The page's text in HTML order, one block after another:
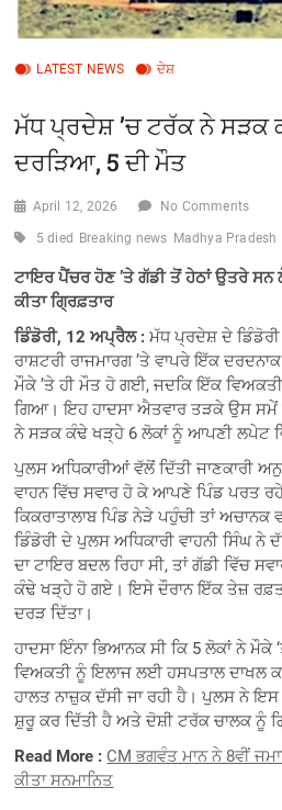
LATEST NEWS ਦੇਸ਼
ਮੱਧ ਪ੍ਰਦੇਸ਼ ’ਚ ਟਰੱਕ ਨੇ ਸੜਕ
ਦਰੜਿਆ, 5 ਦੀ ਮੌਤ
April 12, 2026 No Comments
5 died Breaking news Madhya Pradesh
ਟਾਇਰ ਪੈਂਚਰ ਹੋਣ ’ਤੇ ਗੱਡੀ ਤੋਂ ਹੇਠਾਂ ਉਤਰੇ
ਕੀਤਾ ਗ੍ਰਿਫ਼ਤਾਰ
ਡਿੰਡੋਰੀ, 12 ਅਪ੍ਰੈਲ : ਮੱਧ ਪ੍ਰਦੇਸ਼ ਦੇ
ਰਾਸ਼ਟਰੀ ਰਾਜਮਾਰਗ ’ਤੇ ਵਾਪਰੇ ਇੱਕ
ਮੌਕੇ ’ਤੇ ਹੀ ਮੌਤ ਹੋ ਗਈ, ਜਦਕਿ ਇੱਕ
ਗਿਆ। ਇਹ ਹਾਦਸਾ ਐਤਵਾਰ ਤੜਕੇ ਉਸ
ਨੇ ਸੜਕ ਕੰਢੇ ਖੜ੍ਹੇ 6 ਲੋਕਾਂ ਨੂੰ ਆਪਣੀ ਲਪੇਟ
ਪੁਲਸ ਅਧਿਕਾਰੀਆਂ ਵੱਲੋਂ ਦਿੱਤੀ ਜਾਣਕਾਰੀ
ਵਾਹਨ ਵਿੱਚ ਸਵਾਰ ਹੋ ਕੇ ਆਪਣੇ ਪਿੰਡ ਪਰਤ
ਕਿਕਰਾਤਾਲਾਬ ਪਿੰਡ ਨੇੜੇ ਪਹੁੰਚੀ ਤਾਂ
ਡਿੰਡੋਰੀ ਦੇ ਪੁਲਸ ਅਧਿਕਾਰੀ ਵਾਹਨੀ ਸਿੰਘ
ਦਾ ਟਾਇਰ ਬਦਲ ਰਿਹਾ ਸੀ, ਤਾਂ ਗੱਡੀ ਵਿੱਚ
ਕੰਢੇ ਖੜ੍ਹੇ ਹੋ ਗਏ। ਇਸੇ ਦੌਰਾਨ ਇੱਕ ਤੇਜ਼
ਦਰੜ ਦਿੱਤਾ।
ਹਾਦਸਾ ਇੰਨਾ ਭਿਆਨਕ ਸੀ ਕਿ 5 ਲੋਕਾਂ ਨੇ ਮੌਕੇ
ਵਿਅਕਤੀ ਨੂੰ ਇਲਾਜ ਲਈ ਹਸਪਤਾਲ ਦਾਖਲ
ਹਾਲਤ ਨਾਜ਼ੁਕ ਦੱਸੀ ਜਾ ਰਹੀ ਹੈ। ਪੁਲਸ ਨੇ
ਸ਼ੁਰੂ ਕਰ ਦਿੱਤੀ ਹੈ ਅਤੇ ਦੋਸ਼ੀ ਟਰੱਕ ਚਾਲਕ ਨੂੰ
Read More : CM ਭਗਵੰਤ ਮਾਨ ਨੇ 8ਵੀਂ
ਕੀਤਾ ਸਨਮਾਨਿਤ